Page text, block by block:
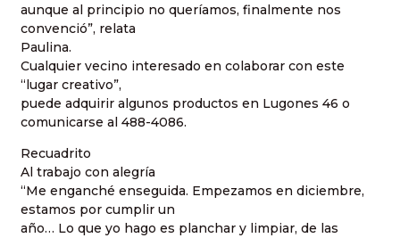
aunque al principio no queríamos, finalmente nos
convenció”, relata
Paulina.
Cualquier vecino interesado en colaborar con este
“lugar creativo”,
puede adquirir algunos productos en Lugones 46 o
comunicarse al 488-4086.
Recuadrito
Al trabajo con alegría
“Me enganché enseguida. Empezamos en diciembre,
estamos por cumplir un
año… Lo que yo hago es planchar y limpiar, de las